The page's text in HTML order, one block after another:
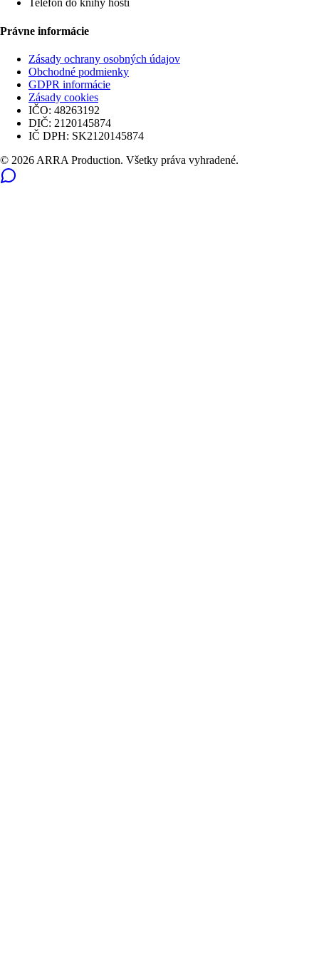
Telefón do knihy hostí
Právne informácie
Zásady ochrany osobných údajov
Obchodné podmienky
GDPR informácie
Zásady cookies
IČO: 48263192
DIČ: 2120145874
IČ DPH: SK2120145874
© 2026 ARRA Production. Všetky práva vyhradené.